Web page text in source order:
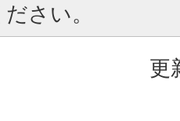
さい。
更